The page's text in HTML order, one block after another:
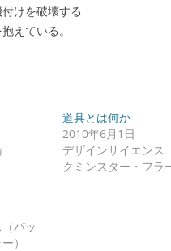
けを破壊する
えている。
道具とは何か
2010年6月1日
デザインサイエンス
クミンスター・フラ
バッ
）